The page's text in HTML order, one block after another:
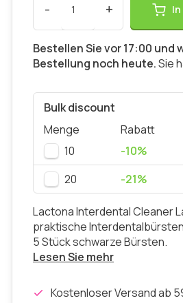
- +
Bestellen Sie vor 17:00 und
Bestellung noch heute.Sie
Bulk discount
Menge
Rabatt
10
-10%
20
-21%
Lactona Interdental Cleaner
praktische
5 Stück schwarze Bürsten.
Lesen Sie mehr
Kostenloser Versand ab